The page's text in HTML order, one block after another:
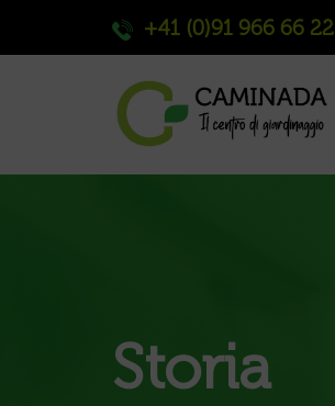
+41 (0)91 966 66 22
Storia